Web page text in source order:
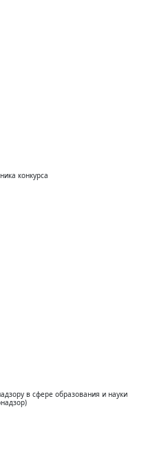
конкурса
в сфере образования и науки